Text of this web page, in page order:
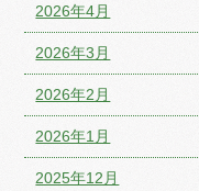
2026年4月
2026年3月
2026年2月
2026年1月
2025年12月